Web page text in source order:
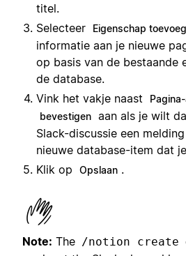
titel.
Selecteer
Eigenschap
informatie aan je nieuwe
op basis van de bestaande
de database.
Vink het vakje naast
bevestigen aan als je wilt
Slack-discussie een
nieuwe database-item dat
Klik op
Opslaan .
Note: The /notion create